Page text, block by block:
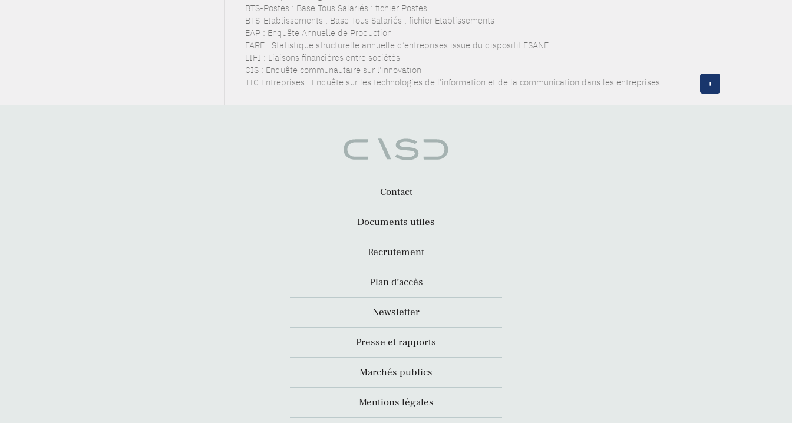
BTS-Postes : Base Tous Salariés : fichier Postes
BTS-Etablissements : Base Tous Salariés : fichier Etablissements
EAP : Enquête Annuelle de Production
FARE : Statistique structurelle annuelle d’entreprises issue du dispositif ESANE
LIFI : Liaisons financières entre sociétés
CIS : Enquête communautaire sur l'innovation
TIC Entreprises : Enquête sur les technologies de l'information et de la communication dans les entreprises
+
Contact
Documents utiles
Recrutement
Plan d’accès
Newsletter
Presse et rapports
Marchés publics
Mentions légales